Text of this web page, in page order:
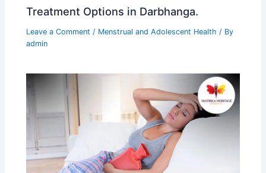
Treatment Options in Darbhanga.
Leave a Comment / Menstrual and Adolescent Health / By
admin